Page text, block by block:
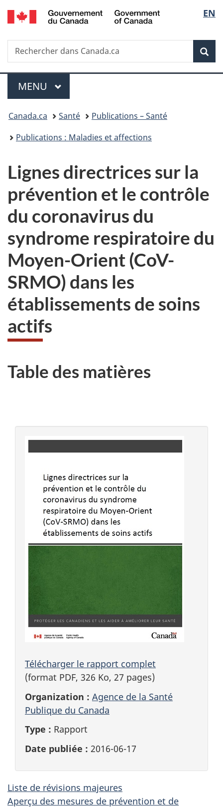
Passer
au
principal
Passer
à
Au
du
Passer
à
version
simplifiée
de
la
EN
Recherche
Rechercher
dans
Menu
MENU PRINCIPAL
Vous
êtes
Canada.ca Santé
Publications – Santé
Publications : Maladies et affections
Lignes directrices sur la
prévention et le contrôle
du coronavirus du
syndrome respiratoire du
Moyen-Orient (CoV-
SRMO) dans les
établissements de soins
actifs
Table des matières
Télécharger le rapport complet
(format PDF, 326 Ko, 27 pages)
Organization : Agence de la Santé
Publique du Canada
Type : Rapport
Date publiée : 2016-06-17
Liste de révisions majeures
Aperçu des mesures de prévention et de